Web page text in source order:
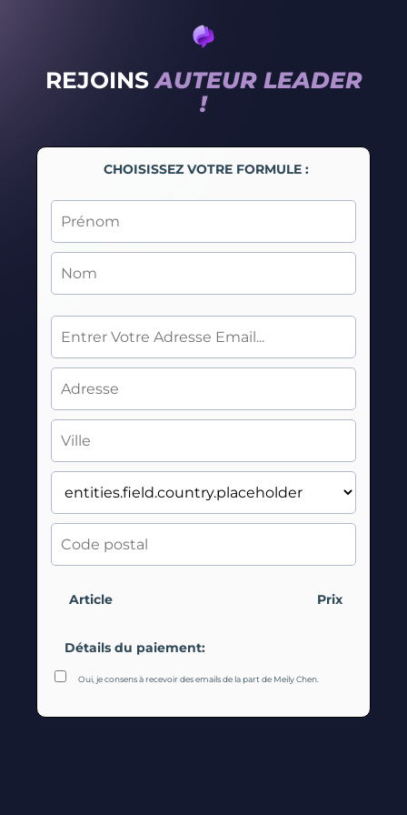
REJOINSAUTEUR LEADER
!
CHOISISSEZ VOTRE FORMULE :
Article Prix
Détails du paiement:
Oui, je consens à recevoir des emails de la part de Meily Chen.